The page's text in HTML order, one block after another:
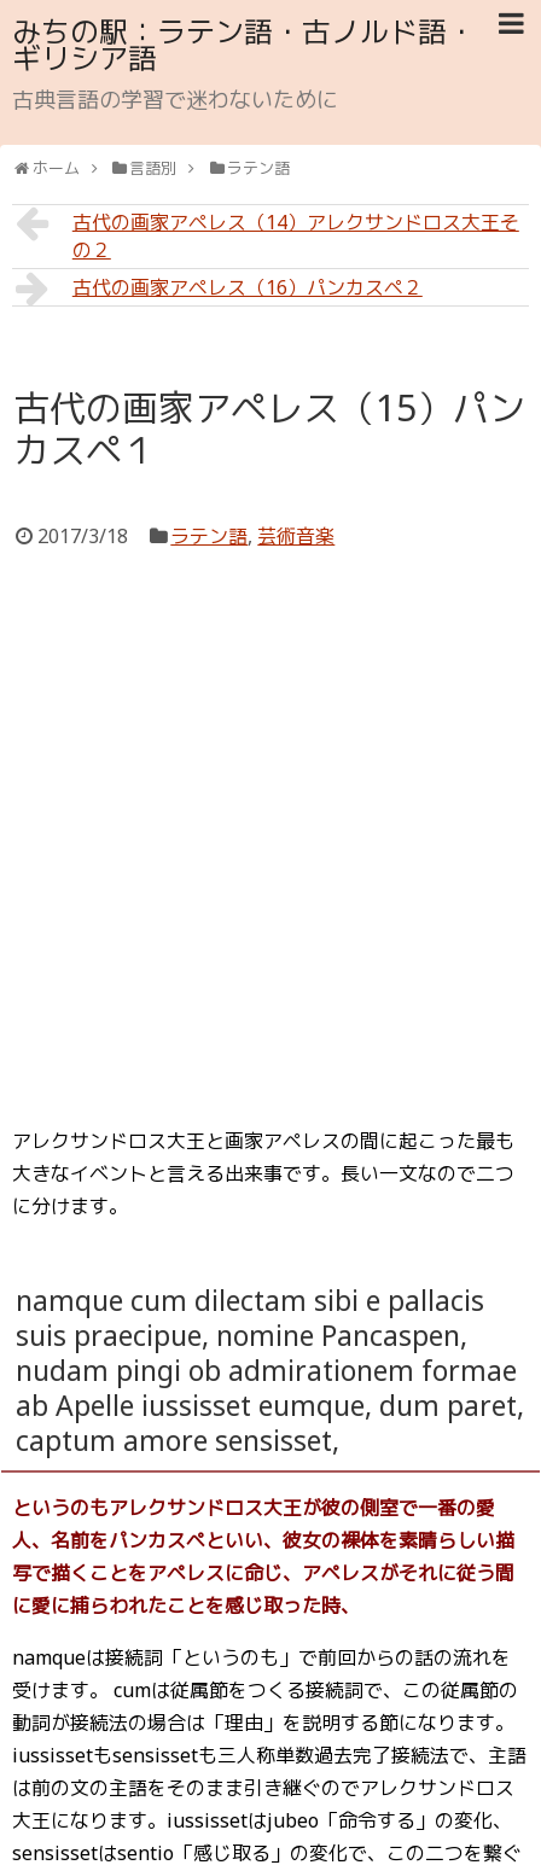
みちの駅：ラテン語・古ノルド語・
ギリシア語
古典言語の学習で迷わないために
ホーム 言語別 ラテン語
古代の画家アペレス（14）アレクサンドロス大王そ
の２
古代の画家アペレス（16）パンカスペ２
古代の画家アペレス（15）パン
カスペ１
2017/3/18 ラテン語, 芸術音楽
アレクサンドロス大王と画家アペレスの間に起こった最も
大きなイベントと言える出来事です。長い一文なので二つ
に分けます。
namque cum dilectam sibi e pallacis
suis praecipue, nomine Pancaspen,
nudam pingi ob admirationem formae
ab Apelle iussisset eumque, dum paret,
captum amore sensisset,
というのもアレクサンドロス大王が彼の側室で一番の愛
人、名前をパンカスペといい、彼女の裸体を素晴らしい描
写で描くことをアペレスに命じ、アペレスがそれに従う間
に愛に捕らわれたことを感じ取った時、
namqueは接続詞「というのも」で前回からの話の流れを
受けます。 cumは従属節をつくる接続詞で、この従属節の
動詞が接続法の場合は「理由」を説明する節になります。
iussissetもsensissetも三人称単数過去完了接続法で、主語
は前の文の主語をそのまま引き継ぐのでアレクサンドロス
大王になります。iussissetはjubeo「命令する」の変化、
sensissetはsentio「感じ取る」の変化で、この二つを繋ぐ